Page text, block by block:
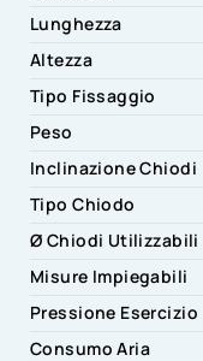
Lunghezza
Altezza
Tipo Fissaggio
Peso
Inclinazione Chiodi
Tipo Chiodo
Ø Chiodi Utilizzabili
Misure Impiegabili
Pressione Esercizio
Consumo Aria